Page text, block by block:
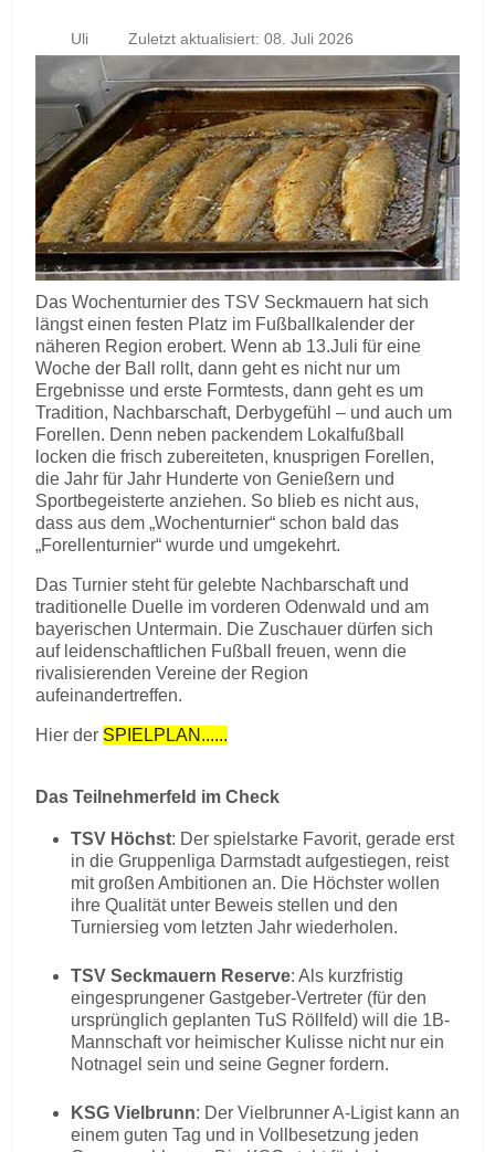
Uli Zuletzt aktualisiert: 08. Juli 2026
Das Wochenturnier des TSV Seckmauern hat sich
längst einen festen Platz im Fußballkalender der
näheren Region erobert. Wenn ab 13.Juli für eine
Woche der Ball rollt, dann geht es nicht nur um
Ergebnisse und erste Formtests, dann geht es um
Tradition, Nachbarschaft, Derbygefühl – und auch um
Forellen. Denn neben packendem Lokalfußball
locken die frisch zubereiteten, knusprigen Forellen,
die Jahr für Jahr Hunderte von Genießern und
Sportbegeisterte anziehen. So blieb es nicht aus,
dass aus dem „Wochenturnier“ schon bald das
„Forellenturnier“ wurde und umgekehrt.
Das Turnier steht für gelebte Nachbarschaft und
traditionelle Duelle im vorderen Odenwald und am
bayerischen Untermain. Die Zuschauer dürfen sich
auf leidenschaftlichen Fußball freuen, wenn die
rivalisierenden Vereine der Region
aufeinandertreffen.
Hier der SPIELPLAN......
Das Teilnehmerfeld im Check
TSV Höchst: Der spielstarke Favorit, gerade erst
in die Gruppenliga Darmstadt aufgestiegen, reist
mit großen Ambitionen an. Die Höchster wollen
ihre Qualität unter Beweis stellen und den
Turniersieg vom letzten Jahr wiederholen.
TSV Seckmauern Reserve: Als kurzfristig
eingesprungener Gastgeber-Vertreter (für den
ursprünglich geplanten TuS Röllfeld) will die 1B-
Mannschaft vor heimischer Kulisse nicht nur ein
Notnagel sein und seine Gegner fordern.
KSG Vielbrunn: Der Vielbrunner A-Ligist kann an
einem guten Tag und in Vollbesetzung jeden